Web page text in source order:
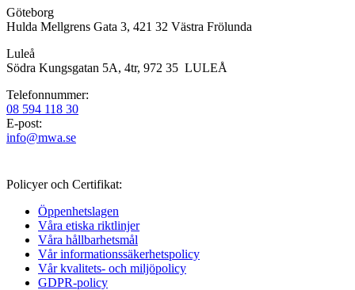
Göteborg
Hulda Mellgrens Gata 3, 421 32 Västra Frölunda
Luleå
Södra Kungsgatan 5A, 4tr, 972 35 LULEÅ
Telefonnummer:
08 594 118 30
E-post:
info@mwa.se
Policyer och Certifikat:
Öppenhetslagen
Våra etiska riktlinjer
Våra hållbarhetsmål
Vår informations­säkerhetspolicy
Vår kvalitets- och miljöpolicy
GDPR-policy